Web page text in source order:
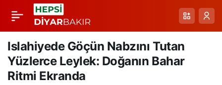
Islahiyede Göçün Nabzını Tutan
Yüzlerce Leylek: Doğanın Bahar
Ritmi Ekranda
Doğu Bölgesindeki
Yağışlar Van Gölü
Havzasında Tarım ve
Paylaş